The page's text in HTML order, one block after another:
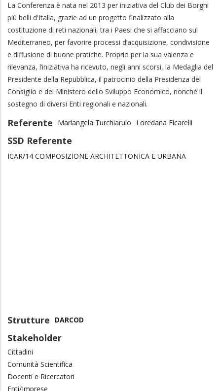
La Conferenza è nata nel 2013 per iniziativa del Club dei Borghi
più belli d'Italia, grazie ad un progetto finalizzato alla
costituzione di reti nazionali, tra i Paesi che si affacciano sul
Mediterraneo, per favorire processi d’acquisizione, condivisione
e diffusione di buone pratiche. Proprio per la sua valenza e
rilevanza, l’iniziativa ha ricevuto, negli anni scorsi, la Medaglia del
Presidente della Repubblica, il patrocinio della Presidenza del
Consiglio e del Ministero dello Sviluppo Economico, nonché il
sostegno di diversi Enti regionali e nazionali.
Referente Mariangela Turchiarulo Loredana Ficarelli
SSD Referente
ICAR/14 COMPOSIZIONE ARCHITETTONICA E URBANA
Strutture DARCOD
Stakeholder
Cittadini
Comunità Scientifica
Docenti e Ricercatori
Enti/Imprese